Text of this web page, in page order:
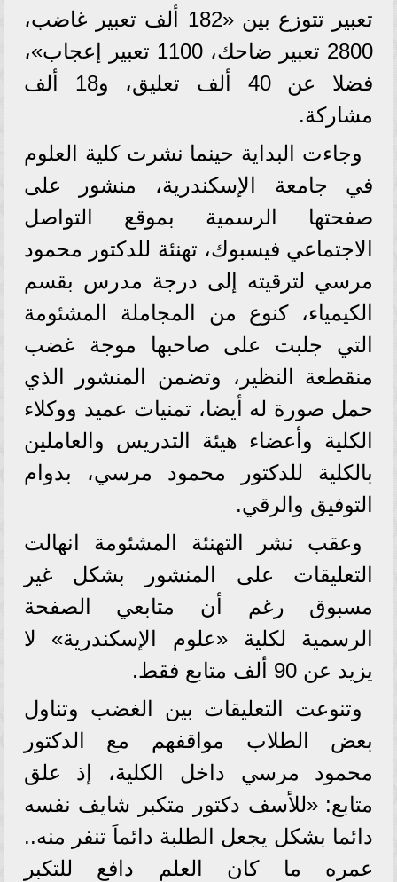
تعبير تتوزع بين «182 ألف تعبير غاضب،
2800 تعبير ضاحك، 1100 تعبير إعجاب»،
فضلا عن 40 ألف تعليق، و18 ألف
مشاركة.
وجاءت البداية حينما نشرت كلية العلوم
في جامعة الإسكندرية، منشور على
صفحتها الرسمية بموقع التواصل
الاجتماعي فيسبوك، تهنئة للدكتور محمود
مرسي لترقيته إلى درجة مدرس بقسم
الكيمياء، كنوع من المجاملة المشئومة
التي جلبت على صاحبها موجة غضب
منقطعة النظير، وتضمن المنشور الذي
حمل صورة له أيضا، تمنيات عميد ووكلاء
الكلية وأعضاء هيئة التدريس والعاملين
بالكلية للدكتور محمود مرسي، بدوام
التوفيق والرقي.
وعقب نشر التهنئة المشئومة انهالت
التعليقات على المنشور بشكل غير
مسبوق رغم أن متابعي الصفحة
الرسمية لكلية «علوم الإسكندرية» لا
يزيد عن 90 ألف متابع فقط.
وتنوعت التعليقات بين الغضب وتناول
بعض الطلاب مواقفهم مع الدكتور
محمود مرسي داخل الكلية، إذ علق
متابع: «للأسف دكتور متكبر شايف نفسه
دائما بشكل يجعل الطلبة دائماَ تنفر منه..
عمره ما كان العلم دافع للتكبر